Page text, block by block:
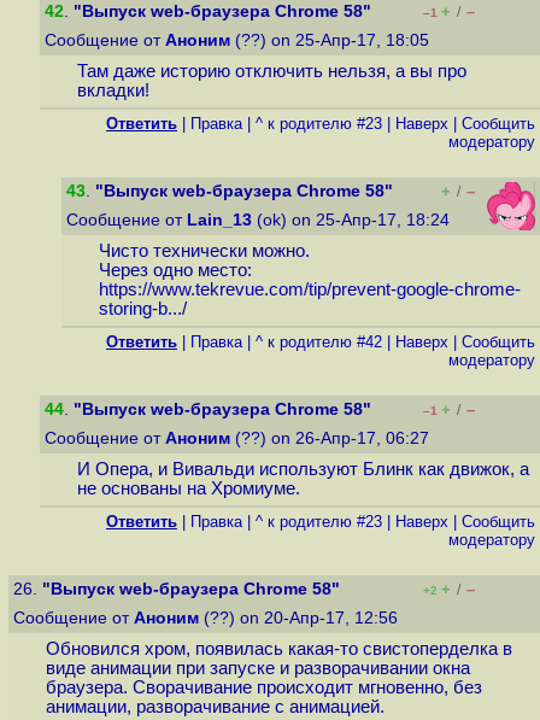
42. "Выпуск web-браузера Chrome 58" –1 + / –
Сообщение от Аноним (??) on 25-Апр-17, 18:05
Там даже историю отключить нельзя, а вы про
вкладки!
Ответить Правка| ^ к родителю #23 Наверх
Cообщить
модератору
43. "Выпуск web-браузера Chrome 58" + / –
Сообщение от Lain_13 (ok) on 25-Апр-17, 18:24
Чисто технически можно.
Через одно место:
https://www.tekrevue.com/tip/prevent-google-chrome-
storing-b.../
Ответить Правка| ^ к родителю #42 Наверх
Cообщить
модератору
44. "Выпуск web-браузера Chrome 58" –1 + / –
Сообщение от Аноним (??) on 26-Апр-17, 06:27
И Опера, и Вивальди используют Блинк как движок, а
не основаны на Хромиуме.
Ответить Правка| ^ к родителю #23 Наверх
Cообщить
модератору
26. "Выпуск web-браузера Chrome 58" +2 + / –
Сообщение от Аноним (??) on 20-Апр-17, 12:56
Обновился хром, появилась какая-то свистоперделка в
виде анимации при запуске и разворачивании окна
браузера. Сворачивание происходит мгновенно, без
анимации, разворачивание с анимацией.